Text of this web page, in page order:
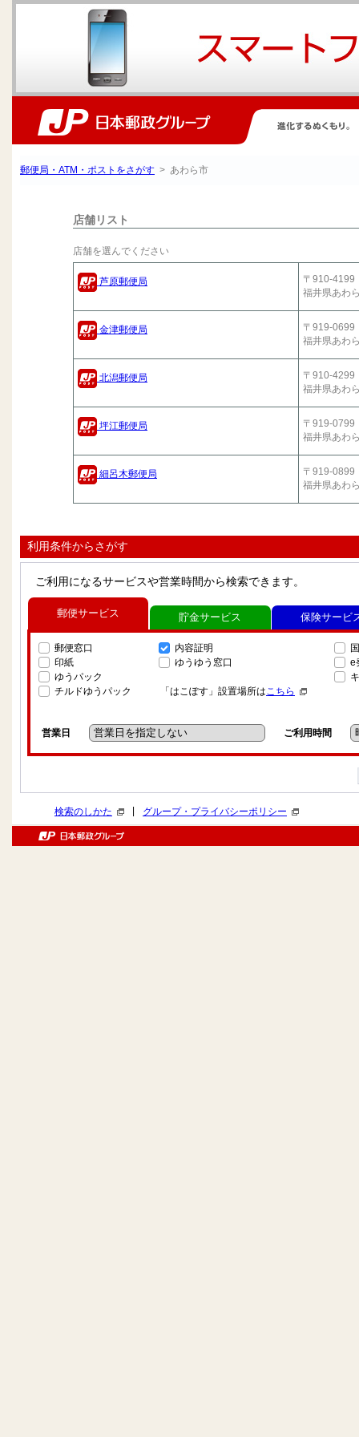
郵便局・ATM・ポストをさがす > あわら市
店舗リスト
店舗を選んでください
芦原郵便局
〒910-4199
福井県あわ
金津郵便局
〒919-0699
福井県あわ
北潟郵便局
〒910-4299
福井県あわ
坪江郵便局
〒919-0799
福井県あわ
細呂木郵便局
〒919-0899
福井県あわ
利用条件からさがす
ご利用になるサービスや営業時間から検索できます。
郵便サービス
郵便窓口
印紙
ゆうパック
チルドゆうパック
内容証明
ゆうゆう窓口
「はこぽす」設置場所はこちら
e
営業日 ご利用時間
貯金サービス 保険サービ
検索のしかた グループ・プライバシーポリシー